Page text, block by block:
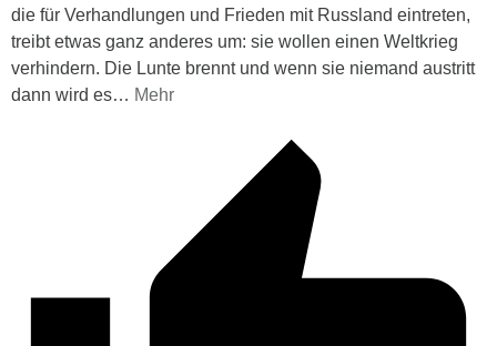
die für Verhandlungen und Frieden mit Russland eintreten,
treibt etwas ganz anderes um: sie wollen einen Weltkrieg
verhindern. Die Lunte brennt und wenn sie niemand austritt
dann wird es… Mehr